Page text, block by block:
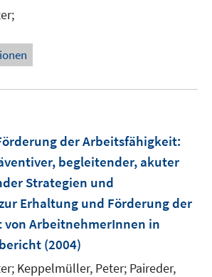
der Arbeitsfähigkeit:
begleitender, akuter
Strategien und
Erhaltung und Förderung der
ArbeitnehmerInnen in
(2004)
Keppelmüller, Peter; Paireder,